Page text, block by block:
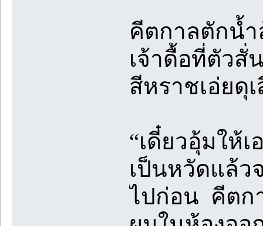
คีตกาลตักน้
เจ้าดื้อที่ตัวสั่
สีหราชเอ่ยดุ
“เดี๋ยวอุ้มให้
เป็นหวัดแล้ว
ไปก่อน คีตก